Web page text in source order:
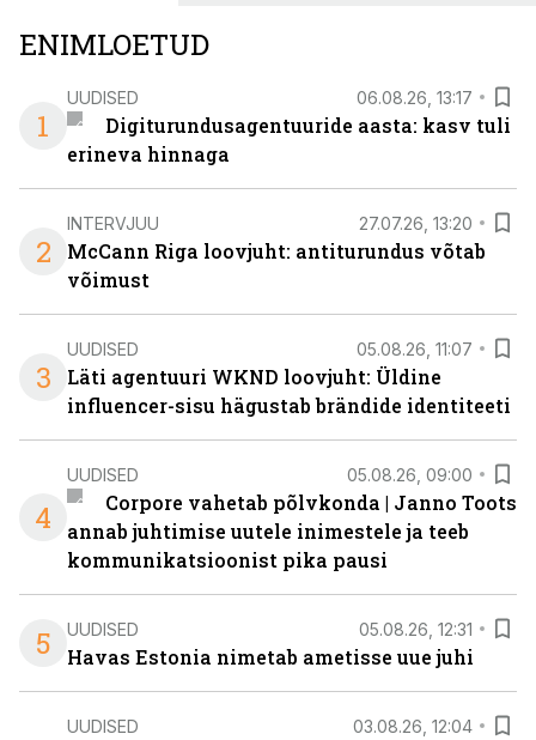
ENIMLOETUD
1
UUDISED 06.08.26, 13:17
Digiturundusagentuuride aasta: kasv tuli
erineva hinnaga
2
INTERVJUU 27.07.26, 13:20
McCann Riga loovjuht: antiturundus võtab
võimust
3
UUDISED 05.08.26, 11:07
Läti agentuuri WKND loovjuht: Üldine
influencer-sisu hägustab brändide identiteeti
4
UUDISED 05.08.26, 09:00
Corpore vahetab põlvkonda | Janno Toots
annab juhtimise uutele inimestele ja teeb
kommunikatsioonist pika pausi
5 UUDISED 05.08.26, 12:31
Havas Estonia nimetab ametisse uue juhi
UUDISED 03.08.26, 12:04